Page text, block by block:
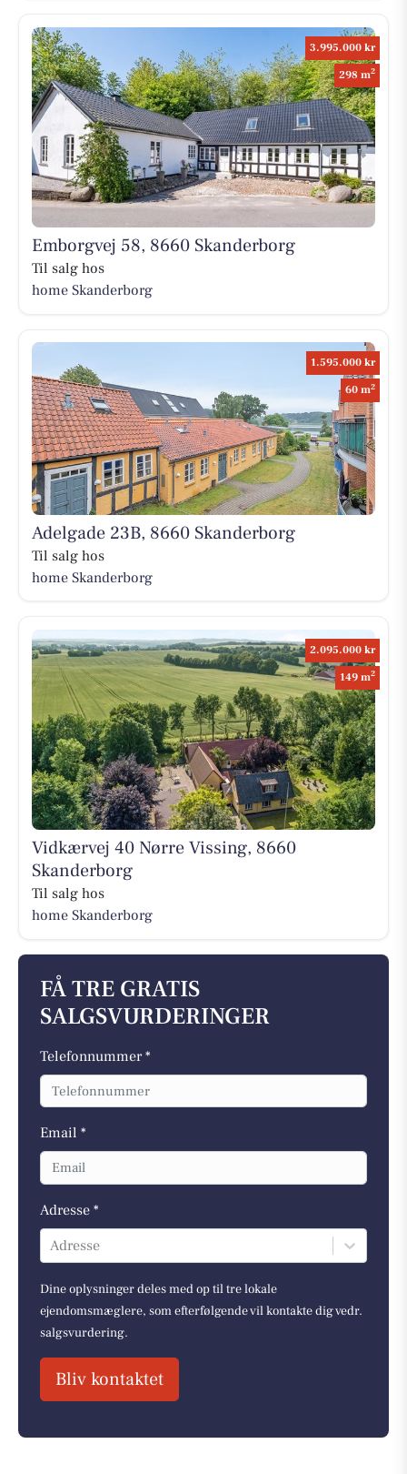
3.995.000 kr
298 m2
Emborgvej 58, 8660 Skanderborg
Til salg hos
home Skanderborg
1.595.000 kr
60 m2
Adelgade 23B, 8660 Skanderborg
Til salg hos
home Skanderborg
2.095.000 kr
149 m2
Vidkærvej 40 Nørre Vissing, 8660
Skanderborg
Til salg hos
home Skanderborg
FÅ TRE GRATIS
SALGSVURDERINGER
Telefonnummer *
Email *
Adresse *
Adresse
Dine oplysninger deles med op til tre lokale
ejendomsmæglere, som efterfølgende vil kontakte dig vedr.
salgsvurdering.
Bliv kontaktet